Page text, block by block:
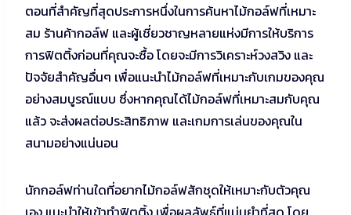
ตอนที่สำคัญที่สุดประการหนึ่งในการค้นหาไม้กอล์ฟที่เหมาะ
สม ร้านค้ากอล์ฟ และผู้เชี่ยวชาญหลายแห่งมีการให้บริการ
การฟิตติ้งก่อนที่คุณจะซื้อ โดยจะมีการวิเคราะห์วงสวิง และ
ปัจจัยสำคัญอื่นๆ เพื่อแนะนำไม้กอล์ฟที่เหมาะกับเกมของคุณ
อย่างสมบูรณ์แบบ ซึ่งหากคุณได้ไม้กอล์ฟที่เหมาะสมกับคุณ
แล้ว จะส่งผลต่อประสิทธิภาพ และเกมการเล่นของคุณใน
สนามอย่างแน่นอน
นักกอล์ฟท่านใดที่อยากไม้กอล์ฟสักชุดให้เหมาะกับตัวคุณ